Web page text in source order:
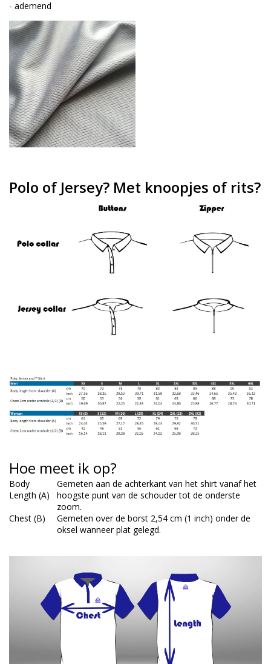
- ademend
Polo of Jersey? Met knoopjes of rits?
Hoe meet ik op?
Body
Length (A)
Gemeten aan de achterkant van het shirt vanaf het
hoogste punt van de schouder tot de onderste
zoom.
Chest (B)
Gemeten over de borst 2,54 cm (1 inch) onder de
oksel wanneer plat gelegd.